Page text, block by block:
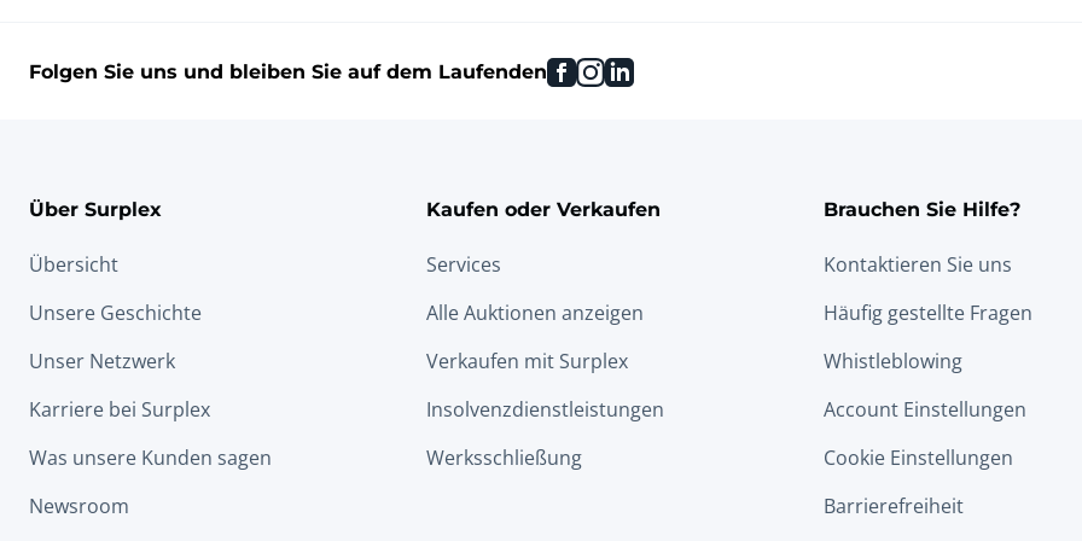
Folgen Sie uns und bleiben Sie auf dem Laufenden facebook
instagram
linkedin
Über Surplex
Übersicht
Unsere Geschichte
Unser Netzwerk
Karriere bei Surplex
Was unsere Kunden sagen
Newsroom
Kaufen oder Verkaufen
Services
Alle Auktionen anzeigen
Verkaufen mit Surplex
Insolvenzdienstleistungen
Werksschließung
Brauchen Sie Hilfe?
Kontaktieren Sie uns
Häufig gestellte Fragen
Whistleblowing
Account Einstellungen
Cookie Einstellungen
Barrierefreiheit